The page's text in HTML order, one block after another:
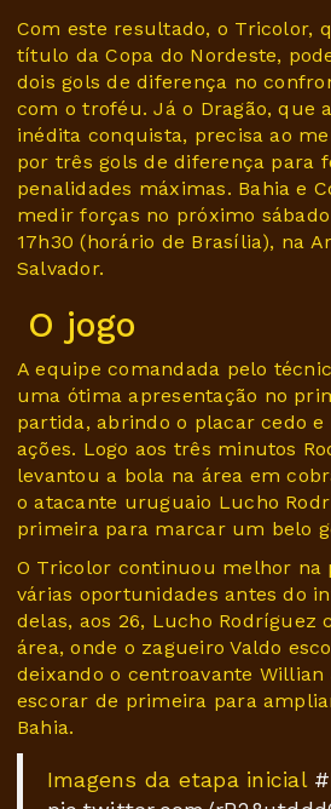
Com este resultado, o Tricolor,
título da Copa do Nordeste,
dois gols de diferença no
com o troféu. Já o Dragão, que
inédita conquista, precisa ao
por três gols de diferença para
penalidades máximas. Bahia e
medir forças no próximo
17h30 (horário de Brasília), na
Salvador.
O jogo
A equipe comandada pelo
uma ótima apresentação no
partida, abrindo o placar cedo e
ações. Logo aos três minutos
levantou a bola na área em
o atacante uruguaio Lucho
primeira para marcar um belo
O Tricolor continuou melhor na
várias oportunidades antes do
delas, aos 26, Lucho Rodríguez
área, onde o zagueiro Valdo
deixando o centroavante Willian
escorar de primeira para
Bahia.
Imagens da etapa inicial